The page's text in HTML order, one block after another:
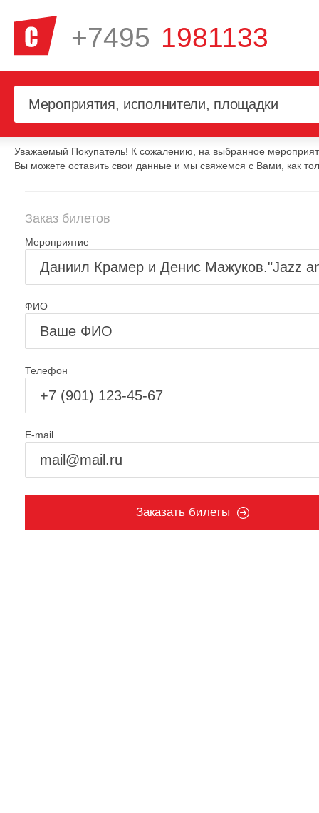
+7495 1981133
Уважаемый Покупатель! К сожалению, на выбранное
Вы можете оставить свои данные и мы свяжемся с Вами, как
Заказ билетов
Мероприятие
ФИО
Телефон
E-mail
Заказать билеты